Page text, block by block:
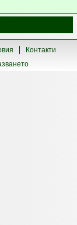
Контакти